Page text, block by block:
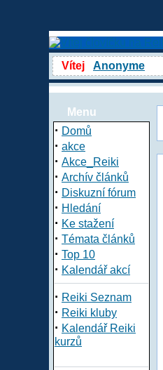
Vítej Anonyme
Menu
· Domů
· akce
· Akce_Reiki
· Archív článků
· Diskuzní fórum
· Hledání
· Ke stažení
· Témata článků
· Top 10
· Kalendář akcí
· Reiki Seznam
· Reiki kluby
· Kalendář Reiki
kurzů